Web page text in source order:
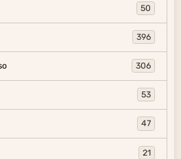
50
396
306
53
47
21